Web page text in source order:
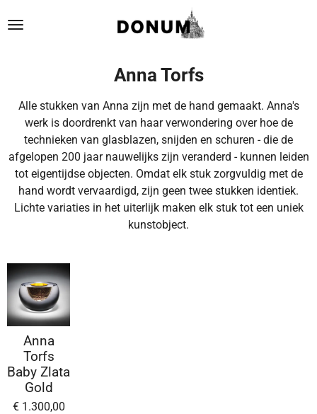
direct
Anna Torfs
Alle stukken van Anna zijn met de hand gemaakt. Anna's
werk is doordrenkt van haar verwondering over hoe de
technieken van glasblazen, snijden en schuren - die de
afgelopen 200 jaar nauwelijks zijn veranderd - kunnen leiden
tot eigentijdse objecten. Omdat elk stuk zorgvuldig met de
hand wordt vervaardigd, zijn geen twee stukken identiek.
Lichte variaties in het uiterlijk maken elk stuk tot een uniek
kunstobject.
Anna
Torfs
Baby Zlata
Gold
€ 1.300,00